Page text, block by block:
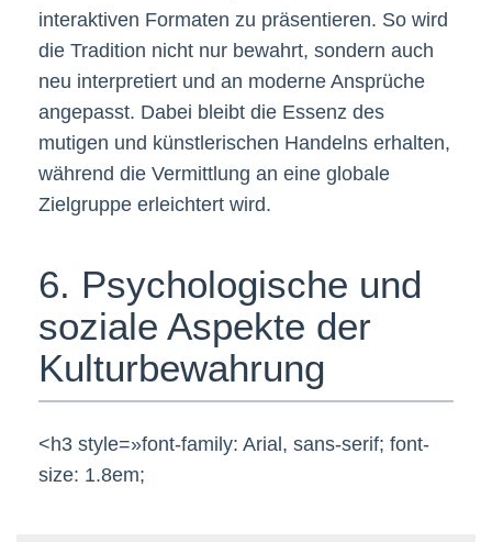
interaktiven Formaten zu präsentieren. So wird
die Tradition nicht nur bewahrt, sondern auch
neu interpretiert und an moderne Ansprüche
angepasst. Dabei bleibt die Essenz des
mutigen und künstlerischen Handelns erhalten,
während die Vermittlung an eine globale
Zielgruppe erleichtert wird.
6. Psychologische und
soziale Aspekte der
Kulturbewahrung
<h3 style=»font-family: Arial, sans-serif; font-
size: 1.8em;